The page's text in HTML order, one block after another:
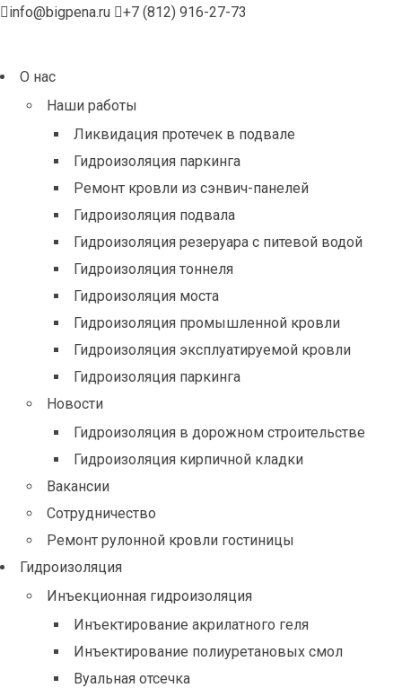
info@bigpena.ru +7 (812) 916-27-73
О нас
Наши работы
Ликвидация протечек в подвале
Гидроизоляция паркинга
Ремонт кровли из сэнвич-панелей
Гидроизоляция подвала
Гидроизоляция резеруара с питевой водой
Гидроизоляция тоннеля
Гидроизоляция моста
Гидроизоляция промышленной кровли
Гидроизоляция эксплуатируемой кровли
Гидроизоляция паркинга
Новости
Гидроизоляция в дорожном строительстве
Гидроизоляция кирпичной кладки
Вакансии
Сотрудничество
Ремонт рулонной кровли гостиницы
Гидроизоляция
Инъекционная гидроизоляция
Инъектирование акрилатного геля
Инъектирование полиуретановых смол
Вуальная отсечка